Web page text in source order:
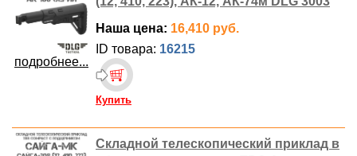
подробнее...
Наша цена: 16,410 руб.
ID товара: 16215
Купить
Складной телескопический приклад в